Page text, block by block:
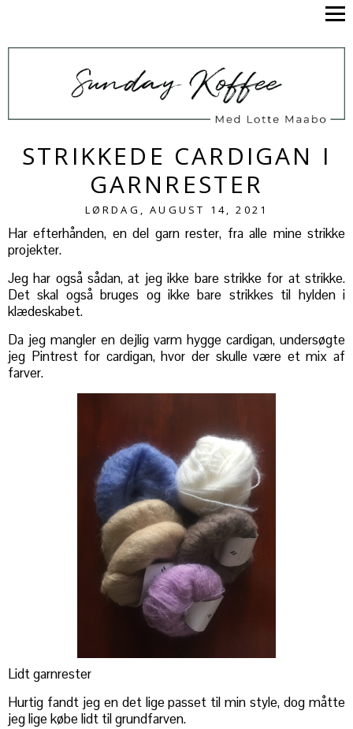
STRIKKEDE CARDIGAN I
GARNRESTER
LØRDAG, AUGUST 14, 2021
Har efterhånden, en del garn rester, fra alle mine strikke
projekter.
Jeg har også sådan, at jeg ikke bare strikke for at strikke.
Det skal også bruges og ikke bare strikkes til hylden i
klædeskabet.
Da jeg mangler en dejlig varm hygge cardigan, undersøgte
jeg Pintrest for cardigan, hvor der skulle være et mix af
farver.
Lidt garnrester
Hurtig fandt jeg en det lige passet til min style, dog måtte
jeg lige købe lidt til grundfarven.